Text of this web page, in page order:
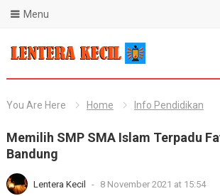
Blog Lentera Kecil
Menu
You Are Here Home Info Pendidikan
Memilih SMP SMA Islam Terpadu
Bandung
Lentera Kecil - 8 November 2021 at 15:54